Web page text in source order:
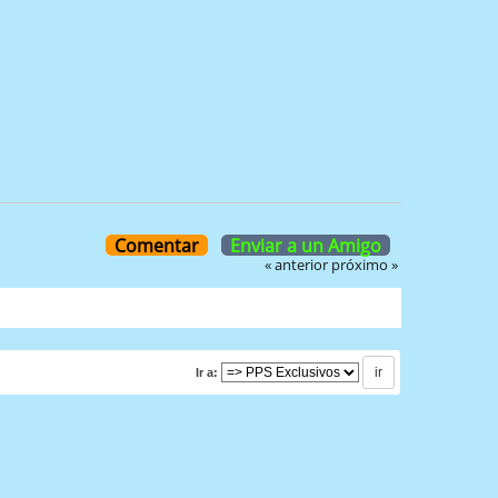
Comentar Enviar a un Amigo
« anterior próximo »
Ir a: